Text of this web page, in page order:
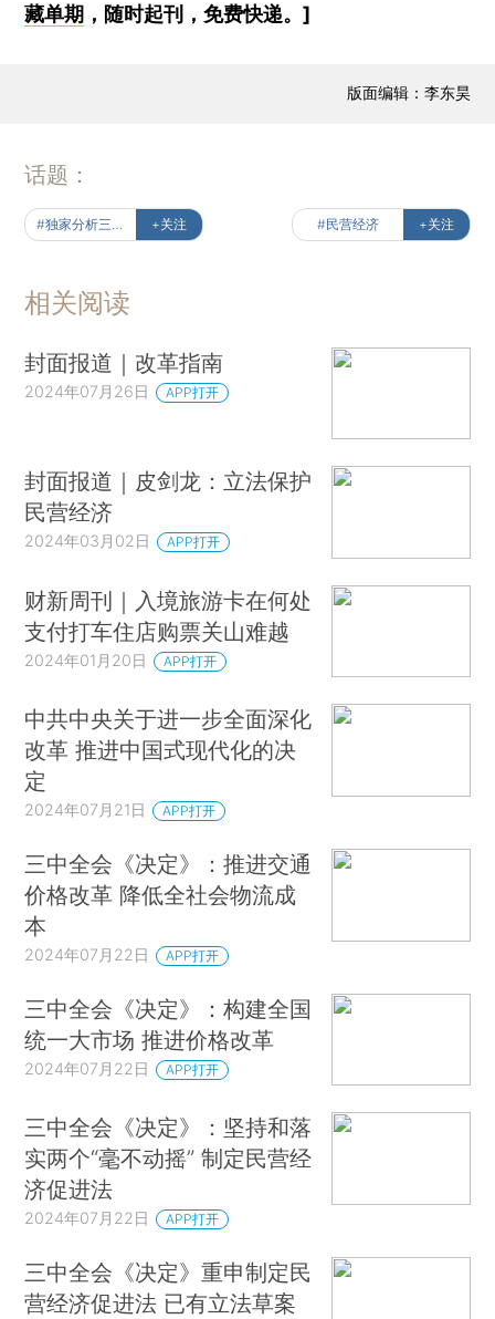
藏单期 ，随时起刊，免费快递。]
版面编辑：李东昊
话题：
+关注 #民营经济 +关注
相关阅读
封面报道｜改革指南
2024年07月26日 APP打开
封面报道｜皮剑龙：立法保护
民营经济
2024年03月02日 APP打开
财新周刊｜入境旅游卡在何处
支付打车住店购票关山难越
2024年01月20日 APP打开
中共中央关于进一步全面深化
改革 推进中国式现代化的决
定
2024年07月21日 APP打开
三中全会《决定》：推进交通
价格改革 降低全社会物流成
本
2024年07月22日 APP打开
三中全会《决定》：构建全国
统一大市场 推进价格改革
2024年07月22日 APP打开
三中全会《决定》：坚持和落
实两个“毫不动摇” 制定民营经
济促进法
2024年07月22日 APP打开
三中全会《决定》重申制定民
营经济促进法 已有立法草案